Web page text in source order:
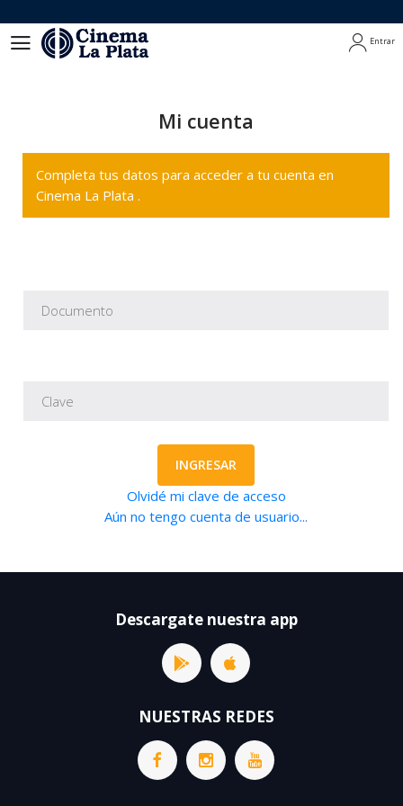
Entrar
Mi cuenta
Completa tus datos para acceder a tu cuenta en
Cinema La Plata .
INGRESAR
Olvidé mi clave de acceso
Aún no tengo cuenta de usuario...
Descargate nuestra app
NUESTRAS REDES